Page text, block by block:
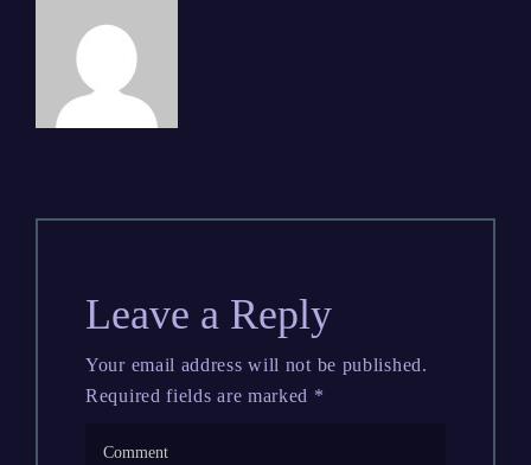
Leave a Reply
Your email address will not be published.
Required fields are marked *